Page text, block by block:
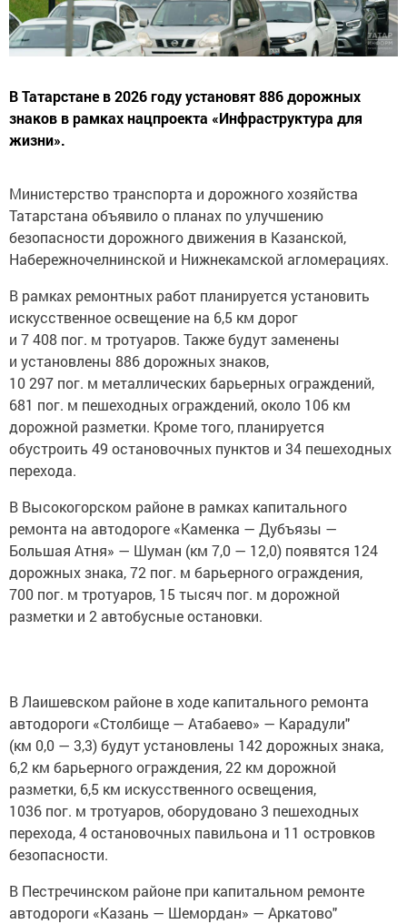
В Татарстане в 2026 году установят 886 дорожных
знаков в рамках нацпроекта «Инфраструктура для
жизни».
Министерство транспорта и дорожного хозяйства
Татарстана объявило о планах по улучшению
безопасности дорожного движения в Казанской,
Набережночелнинской и Нижнекамской агломерациях.
В рамках ремонтных работ планируется установить
искусственное освещение на 6,5 км дорог
и 7 408 пог. м тротуаров. Также будут заменены
и установлены 886 дорожных знаков,
10 297 пог. м металлических барьерных ограждений,
681 пог. м пешеходных ограждений, около 106 км
дорожной разметки. Кроме того, планируется
обустроить 49 остановочных пунктов и 34 пешеходных
перехода.
В Высокогорском районе в рамках капитального
ремонта на автодороге «Каменка — Дубъязы —
Большая Атня» — Шуман (км 7,0 — 12,0) появятся 124
дорожных знака, 72 пог. м барьерного ограждения,
700 пог. м тротуаров, 15 тысяч пог. м дорожной
разметки и 2 автобусные остановки.
В Лаишевском районе в ходе капитального ремонта
автодороги «Столбище — Атабаево» — Карадули"
(км 0,0 — 3,3) будут установлены 142 дорожных знака,
6,2 км барьерного ограждения, 22 км дорожной
разметки, 6,5 км искусственного освещения,
1036 пог. м тротуаров, оборудовано 3 пешеходных
перехода, 4 остановочных павильона и 11 островков
безопасности.
В Пестречинском районе при капитальном ремонте
автодороги «Казань — Шемордан» — Аркатово"